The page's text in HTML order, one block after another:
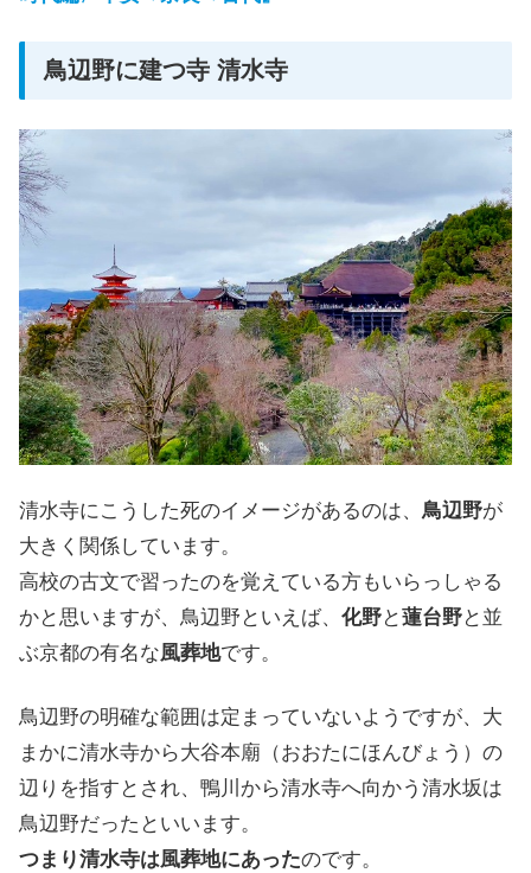
鳥辺野に建つ寺 清水寺
清水寺にこうした死のイメージがあるのは、 鳥辺野が
大きく関係しています。
高校の古文で習ったのを覚えている方もいらっしゃる
かと思いますが、鳥辺野といえば、 化野と蓮台野と並
ぶ京都の有名な風葬地です。
鳥辺野の明確な範囲は定まっていないようですが、大
まかに清水寺から大谷本廟（おおたにほんびょう）の
辺りを指すとされ、鴨川から清水寺へ向かう清水坂は
鳥辺野だったといいます。
つまり清水寺は風葬地にあったのです。